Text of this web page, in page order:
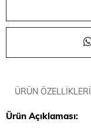
ÜRÜN ÖZELLIKLERI
Ürün Açıklaması: